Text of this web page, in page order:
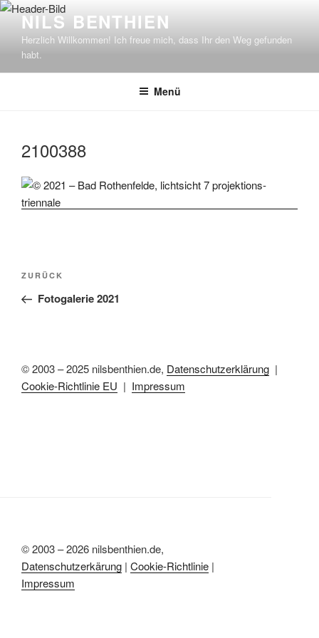
Zum
springen
NILS BENTHIEN
Herzlich Willkommen! Ich freue mich, dass Ihr den Weg gefunden
habt.
Menü
2100388
Beitragsnavigation
Vorheriger
Beitrag
ZURÜCK
Fotogalerie 2021
© 2003 – 2025 nilsbenthien.de, Datenschutzerklärung |
Cookie-Richtlinie EU | Impressum
© 2003 – 2026 nilsbenthien.de,
Datenschutzerkärung | Cookie-Richtlinie |
Impressum